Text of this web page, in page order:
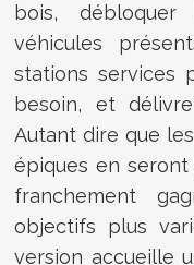
bois,
véhicules
stations services
besoin, et
Autant dire que
épiques en
franchement
objectifs plus
version accueille